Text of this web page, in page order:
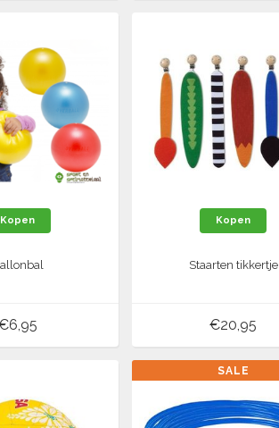
Kopen Kopen
Staarten tikkertje
€20,95
SALE